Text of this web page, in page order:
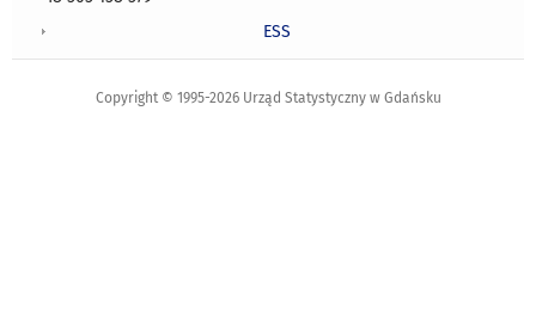
ESS
Copyright © 1995-2026 Urząd Statystyczny w Gdańsku